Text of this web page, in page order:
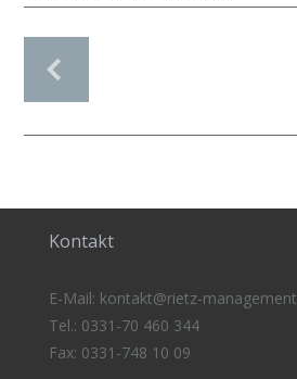
Kontakt
E-Mail: kontakt@rietz-management
Tel.: 0331-70 460 344
Fax: 0331-748 10 09